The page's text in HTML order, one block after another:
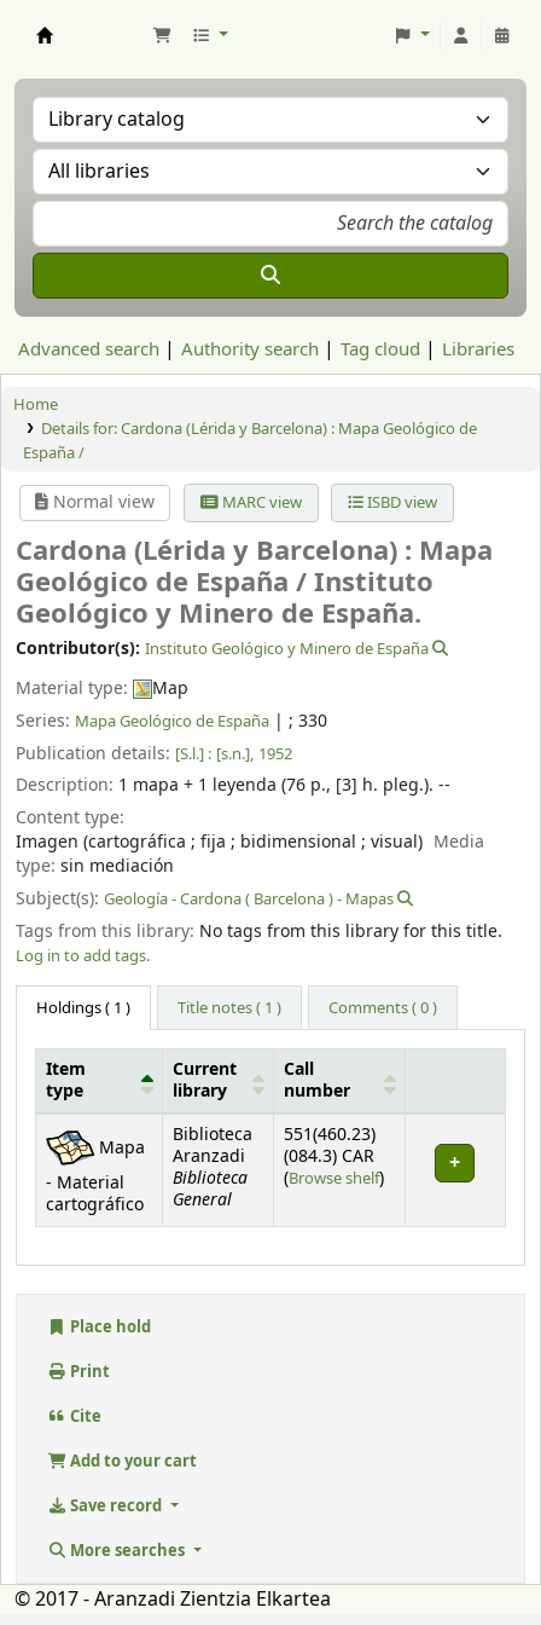
Advanced search Authority search Tag cloud Libraries
Home
Details for:Cardona (Lérida y Barcelona) : Mapa Geológico de
España /
Normal view MARC view ISBD view
Cardona (Lérida y Barcelona) : Mapa
Geológico de España /Instituto
Geológico y Minero de España.
Contributor(s): Instituto Geológico y Minero de España
Material type:
Map
Series: Mapa Geológico de España | ; 330
Publication details: [S.l.] : [s.n.], 1952
Description: 1 mapa + 1 leyenda (76 p., [3] h. pleg.). --
Content type:
Imagen (cartográfica ; fija ; bidimensional ; visual) Media
type: sin mediación
Subject(s): Geología - Cardona ( Barcelona ) - Mapas
Tags from this library: No tags from this library for this title.
Log in to add tags.
Holdings( 1 ) Title notes ( 1 ) Comments ( 0 )
Holdings
Item
type
Current
library
Call
number
Mapa
- Material
cartográfico
Biblioteca
Aranzadi
Biblioteca
General
551(460.23)
(084.3) CAR
(Browse shelf(Opens below)
)
Place hold
Print
Cite
Add to your cart
Save record
More searches
© 2017 - Aranzadi Zientzia Elkartea